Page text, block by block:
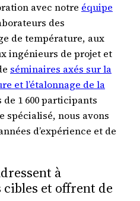
avec notre équipe
des
de température, aux
ingénieurs de projet et
séminaires axés sur la
et l’étalonnage de la
de 1 600 participants
spécialisé, nous avons
d’expérience et de
à
et offrent de